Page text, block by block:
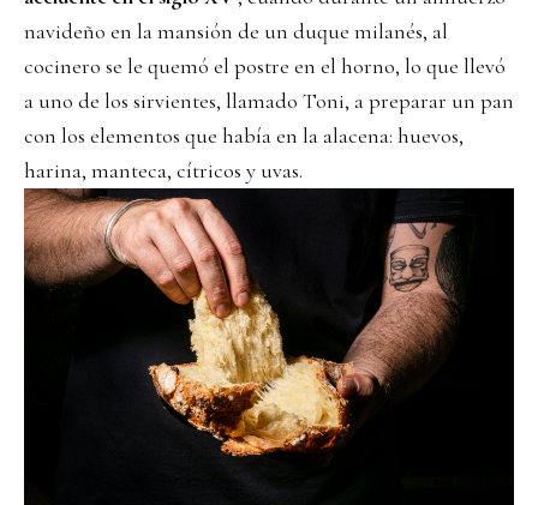
navideño en la mansión de un duque milanés, al
cocinero se le quemó el postre en el horno, lo que llevó
a uno de los sirvientes, llamado Toni, a preparar un pan
con los elementos que había en la alacena: huevos,
harina, manteca, cítricos y uvas.